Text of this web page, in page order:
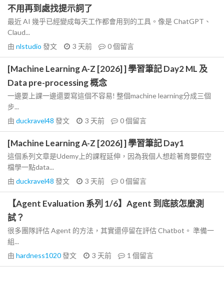
不用再到處找提示詞了
最近 AI 幾乎已經變成每天工作都會用到的工具。像是 ChatGPT、
Claud...
由 nlstudio 發文 3 天前 0個留言
[Machine Learning A-Z [2026] ] 學習筆記 Day2 ML 及
Data pre-processing 概念
一邊要上課一邊還要寫這個不容易! 整個machine learning分成三個
步...
由 duckravel48 發文 3 天前 0個留言
[Machine Learning A-Z [2026] ] 學習筆記 Day1
這個系列文章是Udemy上的課程延伸，因為我個人想趁著育嬰假空
檔學一點data...
由 duckravel48 發文 3 天前 0個留言
【Agent Evaluation 系列 1/6】Agent 到底該怎麼測
試？
很多團隊評估 Agent 的方法，其實還停留在評估 Chatbot。 準備一
組...
由 hardness1020發文 3 天前 1 個留言